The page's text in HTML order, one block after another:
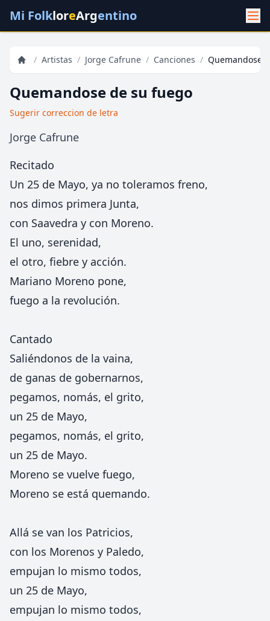
Mi FolkloreArgentino
/ Artistas / Jorge Cafrune / Canciones / Quemandose
Quemandose de su fuego
Sugerir correccion de letra
Jorge Cafrune
Recitado
Un 25 de Mayo, ya no toleramos freno,
nos dimos primera Junta,
con Saavedra y con Moreno.
El uno, serenidad,
el otro, fiebre y acción.
Mariano Moreno pone,
fuego a la revolución.
Cantado
Saliéndonos de la vaina,
de ganas de gobernarnos,
pegamos, nomás, el grito,
un 25 de Mayo,
pegamos, nomás, el grito,
un 25 de Mayo.
Moreno se vuelve fuego,
Moreno se está quemando.
Allá se van los Patricios,
con los Morenos y Paledo,
empujan lo mismo todos,
un 25 de Mayo,
empujan lo mismo todos,